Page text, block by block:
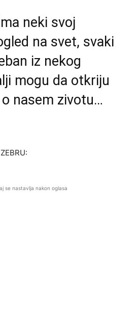
neki svoj
na svet, svaki
iz nekog
mogu da otkriju
nasem zivotu…
se nastavlja nakon oglasa